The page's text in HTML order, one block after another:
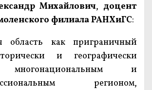
Михайлович,доцент
филиала РАНХиГС:
область как приграничный
и географически
многонациональным и
регионом,